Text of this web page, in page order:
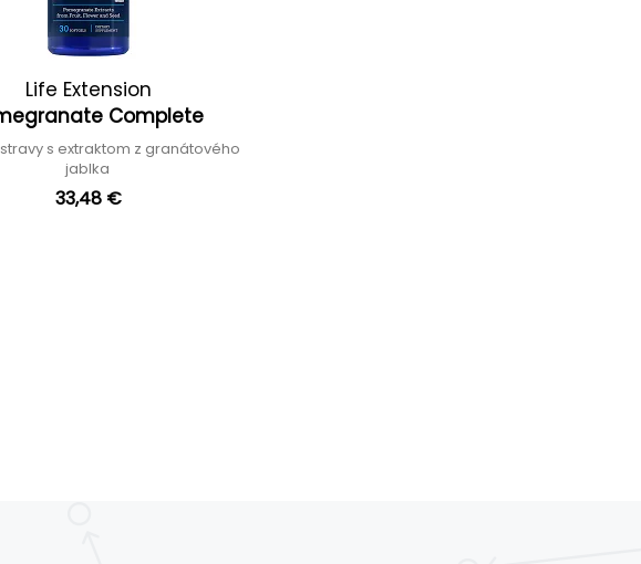
Life Extension
Complete
s extraktom z granátového
jablka
33,48 €